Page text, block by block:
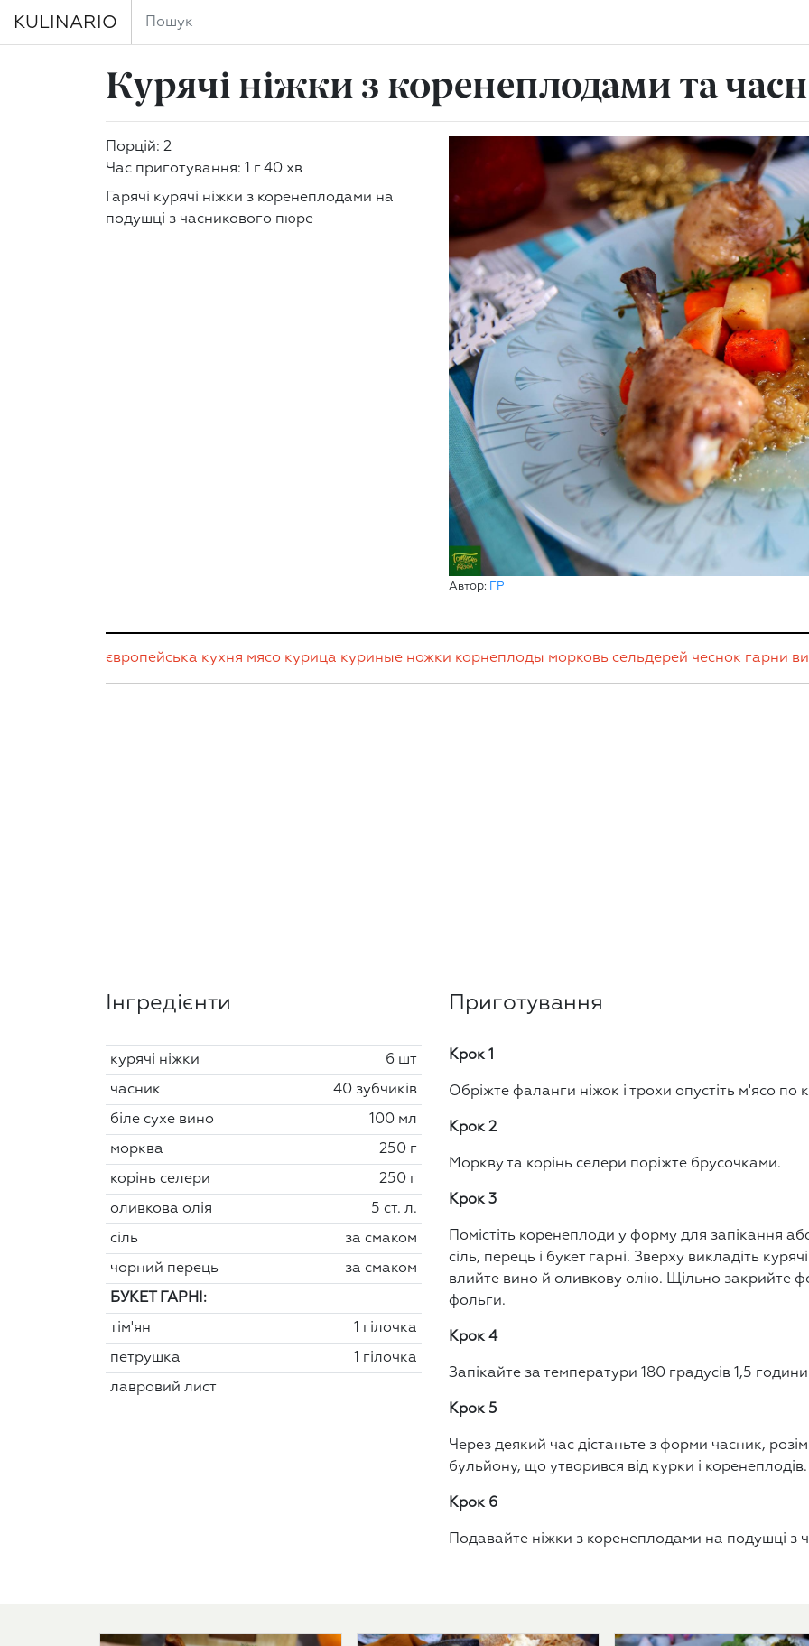
KULINARIO
Курячі ніжки з коренеплодами та
Автор: ГР
Порцій: 2
Час приготування: 1 г 40 хв
Гарячі курячі ніжки з коренеплодами на
подушці з часникового пюре
європейська кухня мясо курица куриные ножки корнеплоды морковь сельдерей чеснок гарни
Інгредієнти
курячі ніжки 6 шт
часник 40 зубчиків
біле сухе вино 100 мл
морква 250 г
корінь селери 250 г
оливкова олія 5 ст. л.
сіль за смаком
чорний перець за смаком
БУКЕТ ГАРНІ:
тім'ян 1 гілочка
петрушка 1 гілочка
лавровий лист
Приготування
Крок 1
Обріжте фаланги ніжок і трохи опустіть м'ясо по
Крок 2
Моркву та корінь селери поріжте брусочками.
Крок 3
Помістіть коренеплоди у форму для запікання
сіль, перець і букет гарні. Зверху викладіть
влийте вино й оливкову олію. Щільно закрийте
фольги.
Крок 4
Запікайте за температури 180 градусів 1,5
Крок 5
Через деякий час дістаньте з форми часник,
бульйону, що утворився від курки і коренеплодів.
Крок 6
Подавайте ніжки з коренеплодами на подушці з